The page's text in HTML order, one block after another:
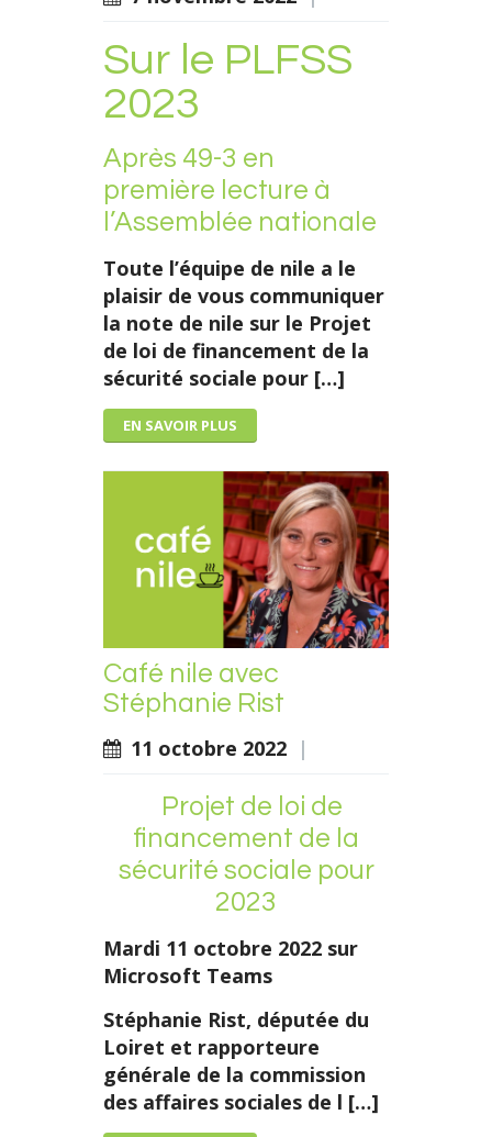
Sur le PLFSS
2023
Après 49-3 en
première lecture à
l’Assemblée nationale
Toute l’équipe de nile a le
plaisir de vous communiquer
la note de nile sur le Projet
de loi de financement de la
sécurité sociale pour […]
EN SAVOIR PLUS
Café nile avec
Stéphanie Rist
11 octobre 2022 |
Projet de loi de
financement de la
sécurité sociale pour
2023
Mardi 11 octobre 2022 sur
Microsoft Teams
Stéphanie Rist, députée du
Loiret et rapporteure
générale de la commission
des affaires sociales de l […]